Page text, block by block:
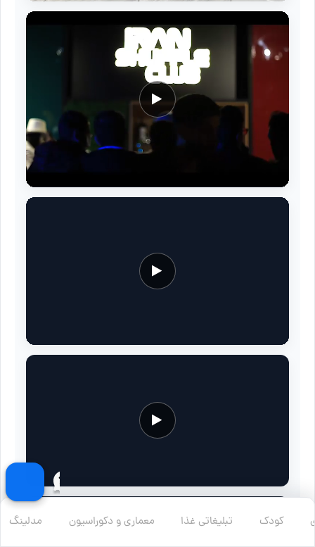
کودک تبلیغاتی غذا معماری و دکوراسیون مدلینگ